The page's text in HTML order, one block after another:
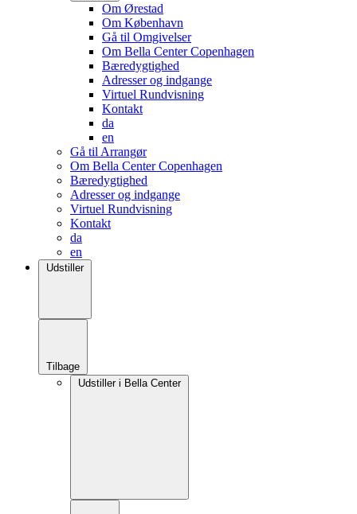
Om Ørestad
Om København
Gå til Omgivelser
Om Bella Center Copenhagen
Bæredygtighed
Adresser og indgange
Virtuel Rundvisning
Kontakt
da
en
Gå til Arrangør
Om Bella Center Copenhagen
Bæredygtighed
Adresser og indgange
Virtuel Rundvisning
Kontakt
da
en
Udstiller
Tilbage
Udstiller i Bella Center